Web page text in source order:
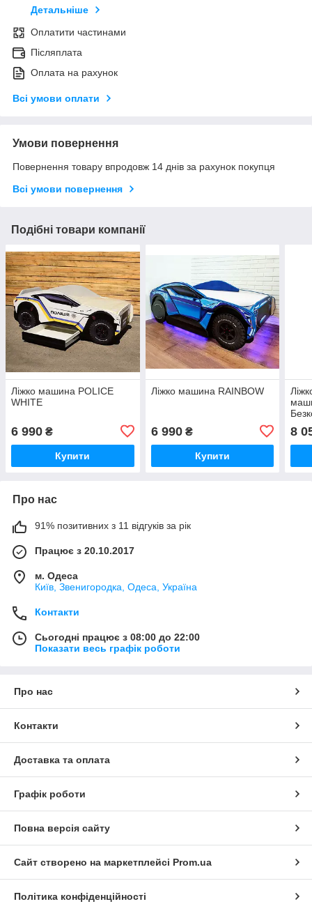
Детальніше
Оплатити частинами
Післяплата
Оплата на рахунок
Всі умови оплати
Умови повернення
Повернення товару впродовж 14 днів за рахунок покупця
Всі умови повернення
Подібні товари компанії
Ліжко машина POLICE
WHITE
6 990 ₴
Купити
Ліжко машина RAINBOW
6 990₴
Купити
8
Про нас
91% позитивних з 11 відгуків за рік
Працює з 20.10.2017
м. Одеса
Київ, Звенигородка, Одеса, Україна
Контакти
Сьогодні працює з 08:00 до 22:00
Показати весь графік роботи
Про нас
Контакти
Доставка та оплата
Графік роботи
Повна версія сайту
Сайт створено на маркетплейсі Prom.ua
Політика конфіденційності